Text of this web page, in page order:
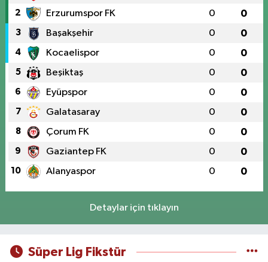
2 Erzurumspor FK 0 0
3 Başakşehir 0 0
4 Kocaelispor 0 0
5 Beşiktaş 0 0
6 Eyüpspor 0 0
7 Galatasaray 0 0
8 Çorum FK 0 0
9 Gaziantep FK 0 0
10 Alanyaspor 0 0
Detaylar için tıklayın
Süper Lig Fikstür